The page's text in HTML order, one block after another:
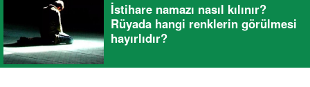
İstihare namazı nasıl kılınır?
Rüyada hangi renklerin görülmesi
hayırlıdır?